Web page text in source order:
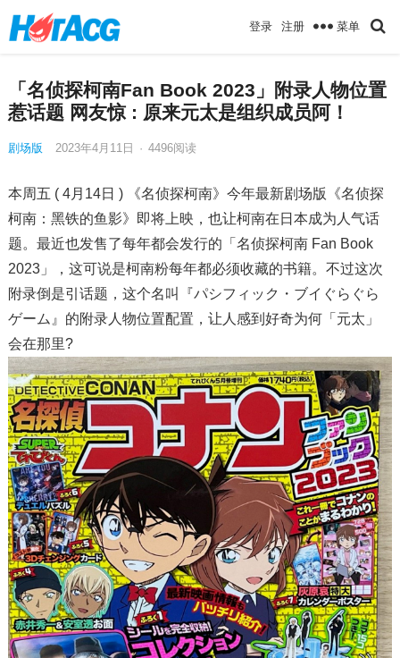
登录 注册 菜单
「名侦探柯南Fan Book 2023」附录人物位置
惹话题 网友惊 : 原来元太是组织成员阿！
剧场版 2023年4月11日 · 4496阅读
本周五 ( 4月14日 ) 《名侦探柯南》今年最新剧场版《名侦探
柯南：黑铁的鱼影》即将上映，也让柯南在日本成为人气话
题。最近也发售了每年都会发行的「名侦探柯南 Fan Book
2023」，这可说是柯南粉每年都必须收藏的书籍。不过这次
附录倒是引话题，这个名叫『パシフィック・ブイぐらぐら
ゲーム』的附录人物位置配置，让人感到好奇为何「元太」
会在那里?